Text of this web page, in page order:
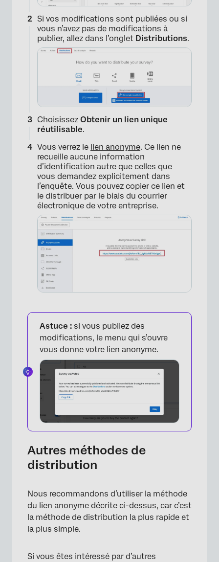
Si vos modifications sont publiées ou si
vous n’avez pas de modifications à
publier, allez dans l’onglet Distributions.
Choisissez Obtenir un lien unique
réutilisable.
Vous verrez le lien anonyme. Ce lien ne
recueille aucune information
d’identification autre que celles que
vous demandez explicitement dans
l’enquête. Vous pouvez copier ce lien et
le distribuer par le biais du courrier
électronique de votre entreprise.
Astuce : si vous publiez des
modifications, le menu qui s’ouvre
vous donne votre lien anonyme.
Autres méthodes de
distribution
Nous recommandons d’utiliser la méthode
du lien anonyme décrite ci-dessus, car c’est
la méthode de distribution la plus rapide et
la plus simple.
Si vous êtes intéressé par d’autres